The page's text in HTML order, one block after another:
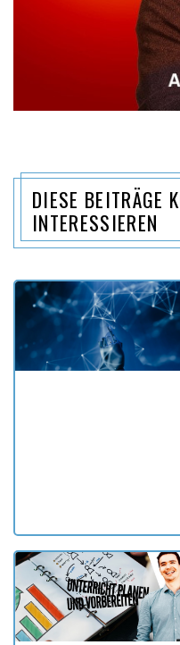
DIESE BEITRÄGE
INTERESSIEREN